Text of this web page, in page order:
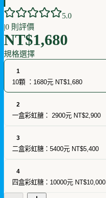
5.0
|0 則評價
NT$1,680
規格選擇
1
10顆 ：1680元 NT$1,680
2
一盒彩虹赯： 2900元 NT$2,900
3
二盒彩虹糖：5400元 NT$5,400
4
四盒彩虹糖：10000元 NT$10,000